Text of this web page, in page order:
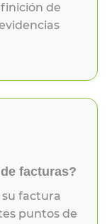
de
facturas?
factura
puntos de